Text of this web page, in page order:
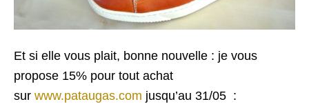
Et si elle vous plait, bonne nouvelle : je vous
propose 15% pour tout achat
sur www.pataugas.com jusqu’au 31/05 :